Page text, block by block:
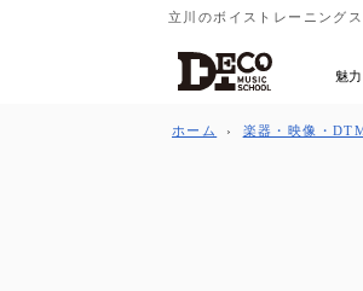
立川のボイストレーニング
魅
ホーム › 楽器・映像・